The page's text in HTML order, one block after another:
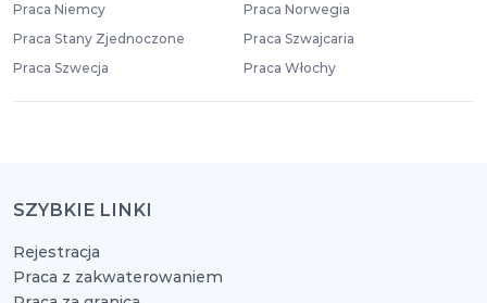
Praca Niemcy
Praca Norwegia
Praca Stany Zjednoczone
Praca Szwajcaria
Praca Szwecja
Praca Włochy
SZYBKIE LINKI
Rejestracja
Praca z zakwaterowaniem